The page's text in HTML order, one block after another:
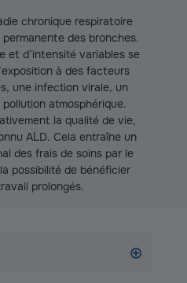
chronique respiratoire
des bronches.
et d’intensité variables se
à des facteurs
une infection virale, un
atmosphérique.
la qualité de vie,
ALD. Cela entraîne un
des frais de soins par le
possibilité de bénéficier
prolongés.